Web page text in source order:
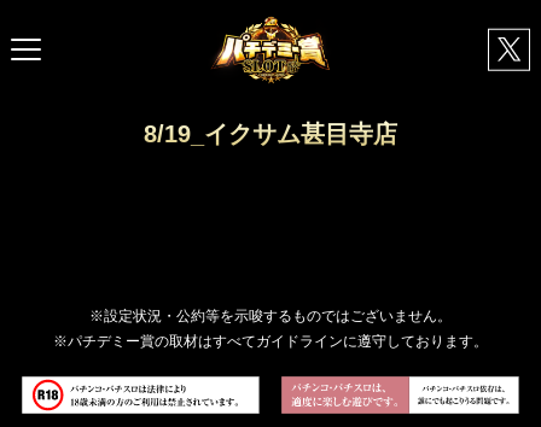
8/19_イクサム甚目寺店
※設定状況・公約等を示唆するものではございません。
※パチデミー賞の取材はすべてガイドラインに遵守しております。